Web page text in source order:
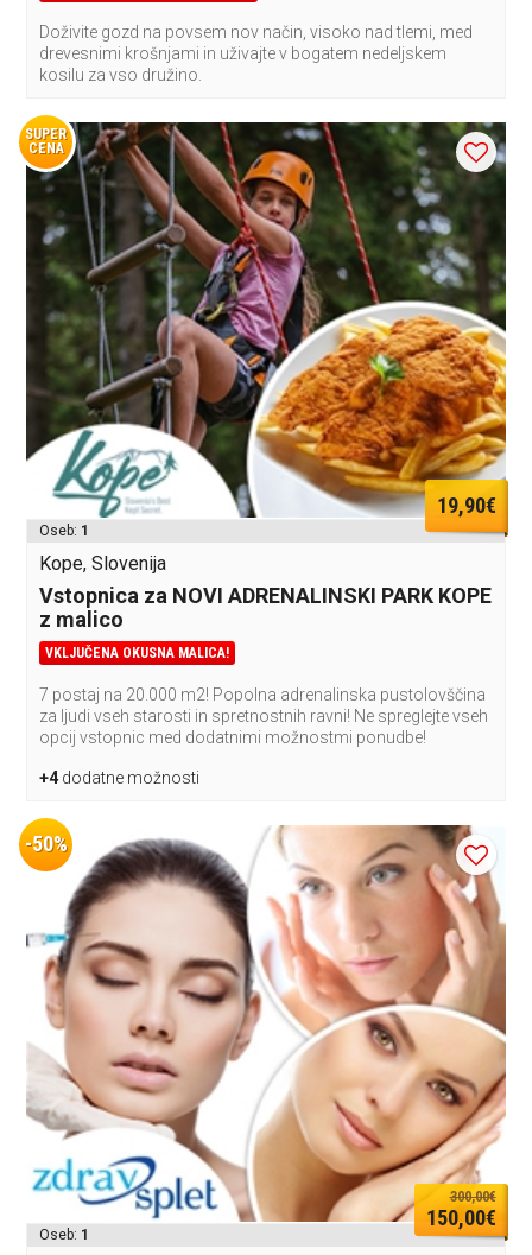
Doživite gozd na povsem nov način, visoko nad tlemi, med
drevesnimi krošnjami in uživajte v bogatem nedeljskem
kosilu za vso družino.
SUPER
CENA
19,90€
Oseb: 1
Kope, Slovenija
Vstopnica za NOVI ADRENALINSKI PARK KOPE
z malico
VKLJUČENA OKUSNA MALICA!
7 postaj na 20.000 m2! Popolna adrenalinska pustolovščina
za ljudi vseh starosti in spretnostnih ravni! Ne spreglejte vseh
opcij vstopnic med dodatnimi možnostmi ponudbe!
+4 dodatne možnosti
-50%
300,00€
150,00€
Oseb: 1